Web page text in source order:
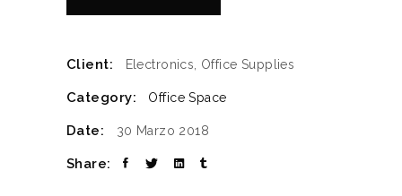
Client: Electronics, Office Supplies
Category: Office Space
Date: 30 Marzo 2018
Share: